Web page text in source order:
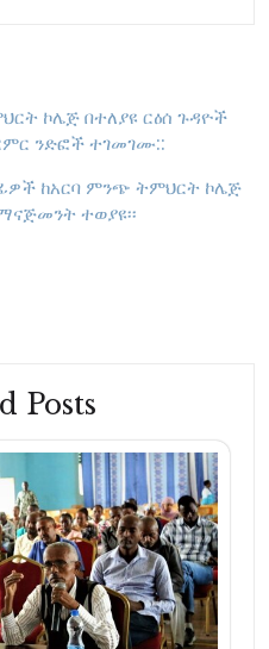
ኮሌጅ በተለያዩ ርዕሰ ጉዳዮች
ንድፎች ተገመገሙ::
ከአርባ ምንጭ ትምህርት ኮሌጅ
ተወያዩ፡፡
Posts